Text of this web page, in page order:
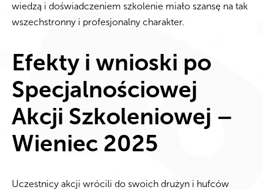
wiedzą i doświadczeniem szkolenie miało szansę na tak
wszechstronny i profesjonalny charakter.
Efekty i wnioski po
Specjalnościowej
Akcji Szkoleniowej –
Wieniec 2025
Uczestnicy akcji wrócili do swoich drużyn i hufców